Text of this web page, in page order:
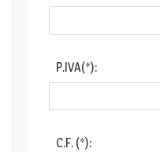
P.IVA(*):
C.F. (*):